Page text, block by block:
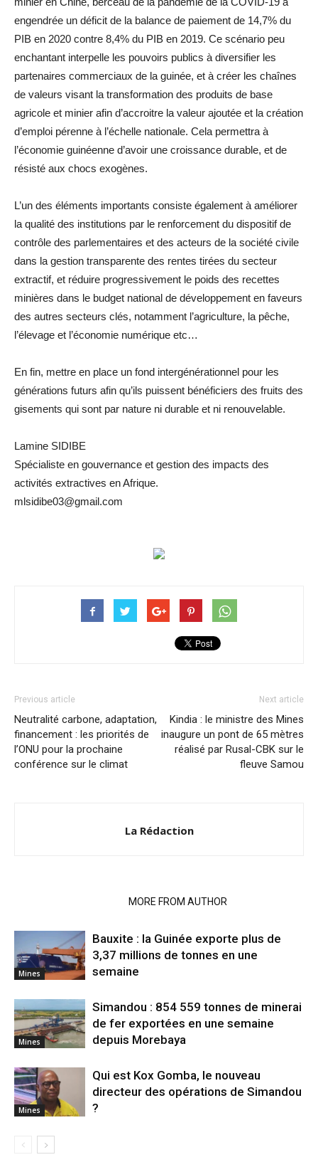
engendrée un déficit de la balance de paiement de 14,7% du
PIB en 2020 contre 8,4% du PIB en 2019. Ce scénario peu
enchantant interpelle les pouvoirs publics à diversifier les
partenaires commerciaux de la guinée, et à créer les chaînes
de valeurs visant la transformation des produits de base
agricole et minier afin d’accroitre la valeur ajoutée et la création
d’emploi pérenne à l’échelle nationale. Cela permettra à
l’économie guinéenne d’avoir une croissance durable, et de
résisté aux chocs exogènes.
L’un des éléments importants consiste également à améliorer
la qualité des institutions par le renforcement du dispositif de
contrôle des parlementaires et des acteurs de la société civile
dans la gestion transparente des rentes tirées du secteur
extractif, et réduire progressivement le poids des recettes
minières dans le budget national de développement en faveurs
des autres secteurs clés, notamment l’agriculture, la pêche,
l’élevage et l’économie numérique etc…
En fin, mettre en place un fond intergénérationnel pour les
générations futurs afin qu’ils puissent bénéficiers des fruits des
gisements qui sont par nature ni durable et ni renouvelable.
Lamine SIDIBE
Spécialiste en gouvernance et gestion des impacts des
activités extractives en Afrique.
mlsidibe03@gmail.com
Previous article
Neutralité carbone, adaptation,
financement : les priorités de
l’ONU pour la prochaine
conférence sur le climat
Next article
Kindia : le ministre des Mines
inaugure un pont de 65 mètres
réalisé par Rusal-CBK sur le
fleuve Samou
La Rédaction
MORE FROM AUTHOR
Mines
Bauxite : la Guinée exporte plus de
3,37 millions de tonnes en une
semaine
Mines
Simandou : 854 559 tonnes de minerai
de fer exportées en une semaine
depuis Morebaya
Mines
Qui est Kox Gomba, le nouveau
directeur des opérations de Simandou
?